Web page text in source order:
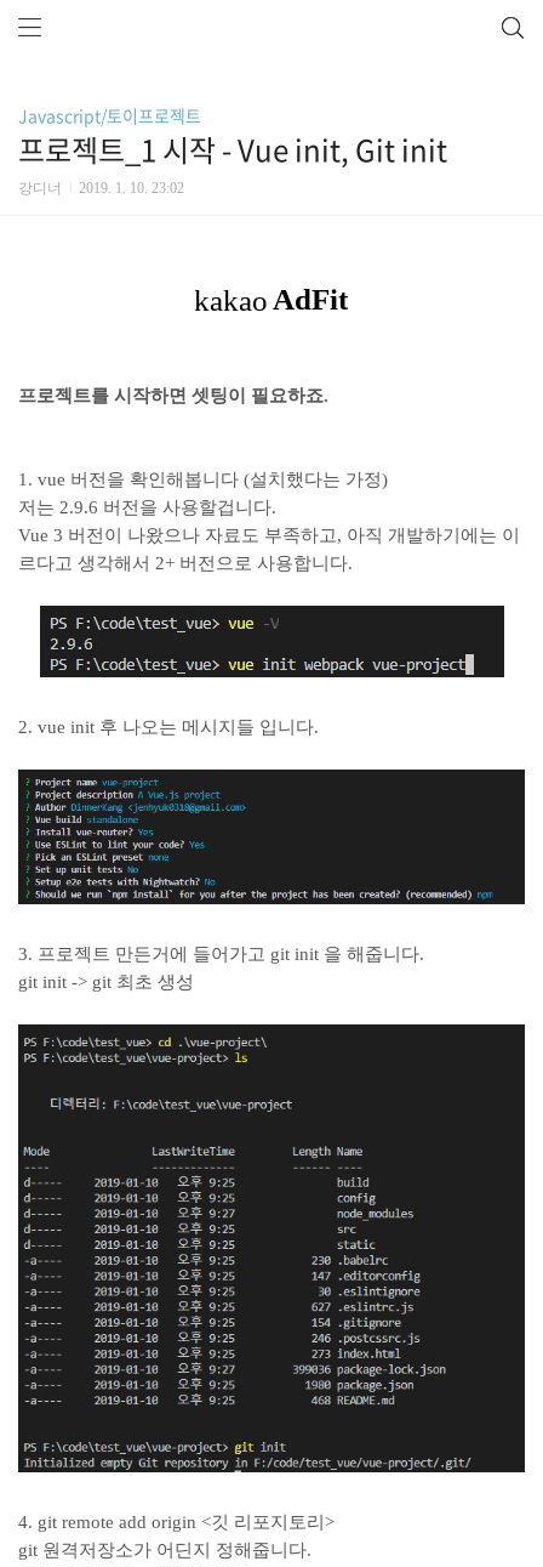
Javascript/토이프로젝트
프로젝트_1 시작 - Vue init, Git init
강디너 2019. 1. 10. 23:02
프로젝트를 시작하면 셋팅이 필요하죠.
1. vue 버전을 확인해봅니다 (설치했다는 가정)
저는 2.9.6 버전을 사용할겁니다.
Vue 3 버전이 나왔으나 자료도 부족하고, 아직 개발하기에는 이
르다고 생각해서 2+ 버전으로 사용합니다.
2. vue init 후 나오는 메시지들 입니다.
3. 프로젝트 만든거에 들어가고 git init 을 해줍니다.
git init -> git 최초 생성
4. git remote add origin <깃 리포지토리>
git 원격저장소가 어딘지 정해줍니다.